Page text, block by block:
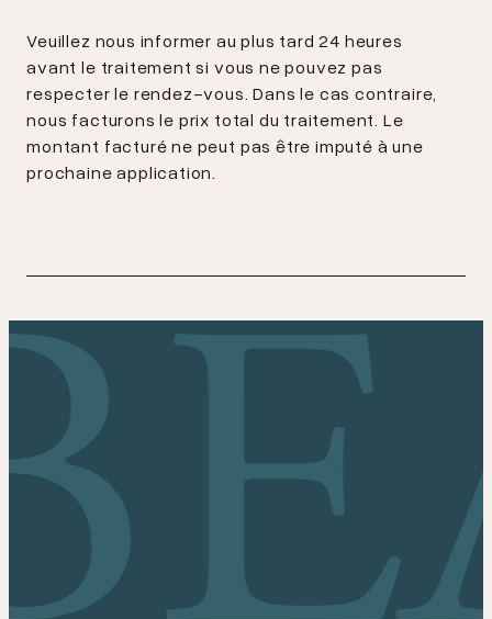
Veuillez nous informer au plus tard 24 heures
avant le traitement si vous ne pouvez pas
respecter le rendez-vous. Dans le cas contraire,
nous facturons le prix total du traitement. Le
montant facturé ne peut pas être imputé à une
prochaine application.